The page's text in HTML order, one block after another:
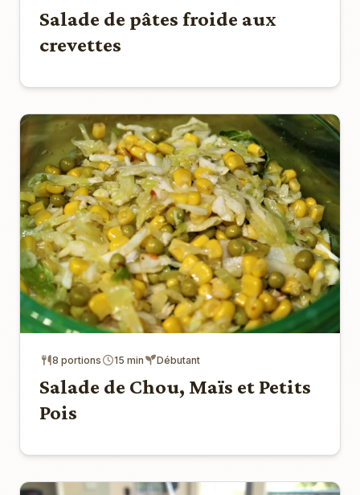
Salade de pâtes froide aux
crevettes
8 portions 15 min Débutant
Salade de Chou, Maïs et Petits
Pois